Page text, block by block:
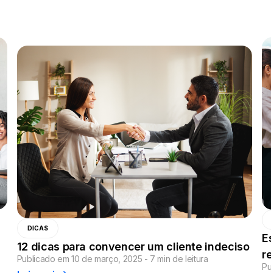
DICAS
12 dicas para convencer um cliente indeciso
Publicado em 10 de março, 2025 - 7 min de leitura